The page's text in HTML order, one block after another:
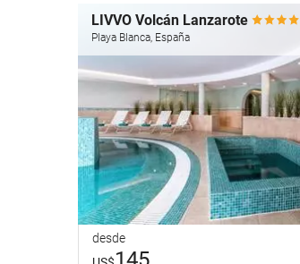
LIVVO Volcán Lanzarote
Playa Blanca, España
desde